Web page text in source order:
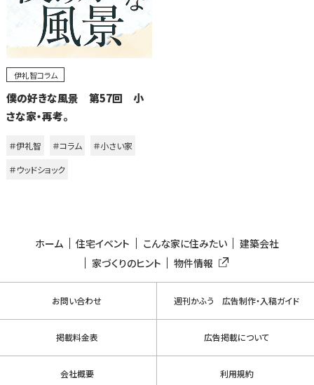
伊礼智コラム
僕の好きな風景 第57回 小
さな家・再考。
＃伊礼智 ＃コラム
＃小さい家
＃ウッドショック
ホーム 住宅イベント こんな家に住みたい
建築会社
家づくりのヒント
物件情報
お問い合わせ 週刊かふう 広告制作・入稿ガイド
掲載料金表 広告掲載について
会社概要 利用規約